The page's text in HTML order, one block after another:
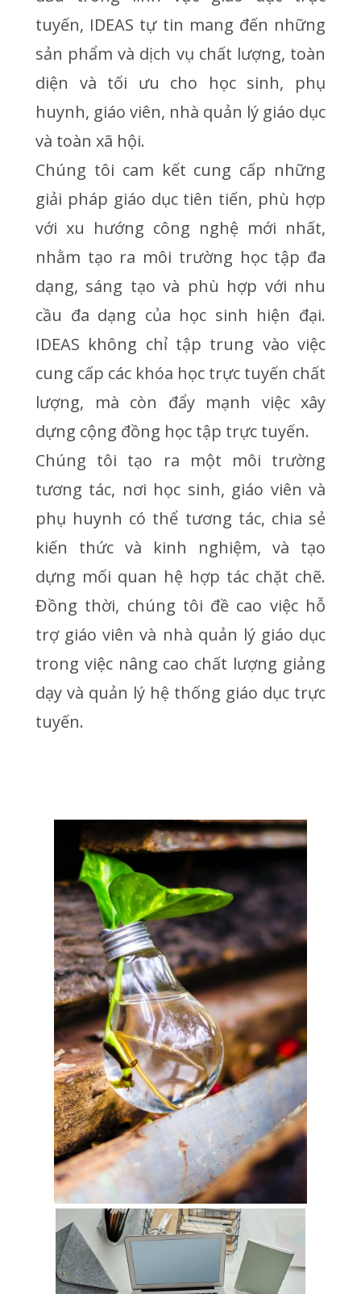
tuyến, IDEAS tự tin mang đến những
sản phẩm và dịch vụ chất lượng, toàn
diện và tối ưu cho học sinh, phụ
huynh, giáo viên, nhà quản lý giáo dục
và toàn xã hội.
Chúng tôi cam kết cung cấp những
giải pháp giáo dục tiên tiến, phù hợp
với xu hướng công nghệ mới nhất,
nhằm tạo ra môi trường học tập đa
dạng, sáng tạo và phù hợp với nhu
cầu đa dạng của học sinh hiện đại.
IDEAS không chỉ tập trung vào việc
cung cấp các khóa học trực tuyến chất
lượng, mà còn đẩy mạnh việc xây
dựng cộng đồng học tập trực tuyến.
Chúng tôi tạo ra một môi trường
tương tác, nơi học sinh, giáo viên và
phụ huynh có thể tương tác, chia sẻ
kiến thức và kinh nghiệm, và tạo
dựng mối quan hệ hợp tác chặt chẽ.
Đồng thời, chúng tôi đề cao việc hỗ
trợ giáo viên và nhà quản lý giáo dục
trong việc nâng cao chất lượng giảng
dạy và quản lý hệ thống giáo dục trực
tuyến.